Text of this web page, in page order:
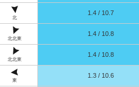
北
1.4 / 10.7
北北東
1.4 / 10.8
北北東
1.4 / 10.8
東
1.3 / 10.6